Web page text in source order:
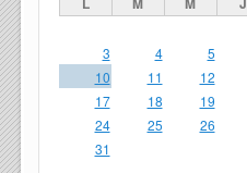
3
4 5
10
11 12
17
18 19
24
25 26
31